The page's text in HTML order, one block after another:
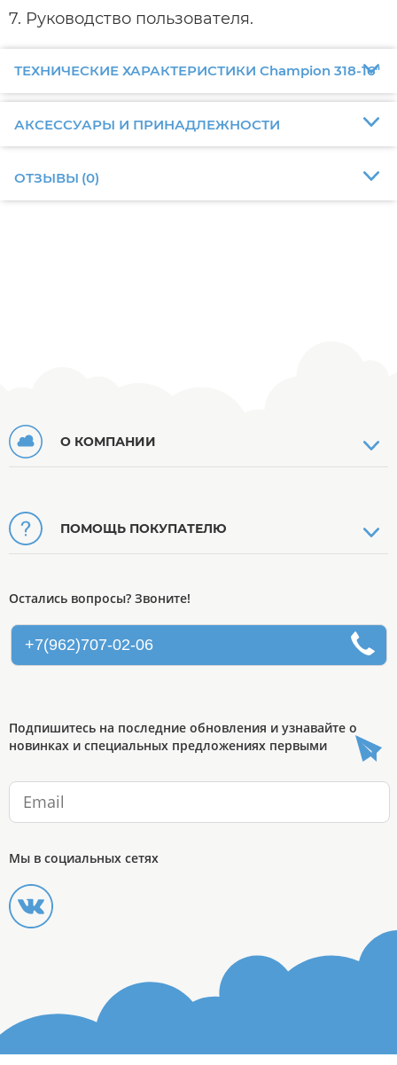
7. Руководство пользователя.
ТЕХНИЧЕСКИЕ ХАРАКТЕРИСТИКИ Champion 318-16"
АКСЕССУАРЫ И ПРИНАДЛЕЖНОСТИ
ОТЗЫВЫ (0)
О КОМПАНИИ
ПОМОЩЬ ПОКУПАТЕЛЮ
Остались вопросы? Звоните!
+7(962)707-02-06
Подпишитесь на последние обновления и узнавайте о
новинках и специальных предложениях первыми
Мы в социальных сетях